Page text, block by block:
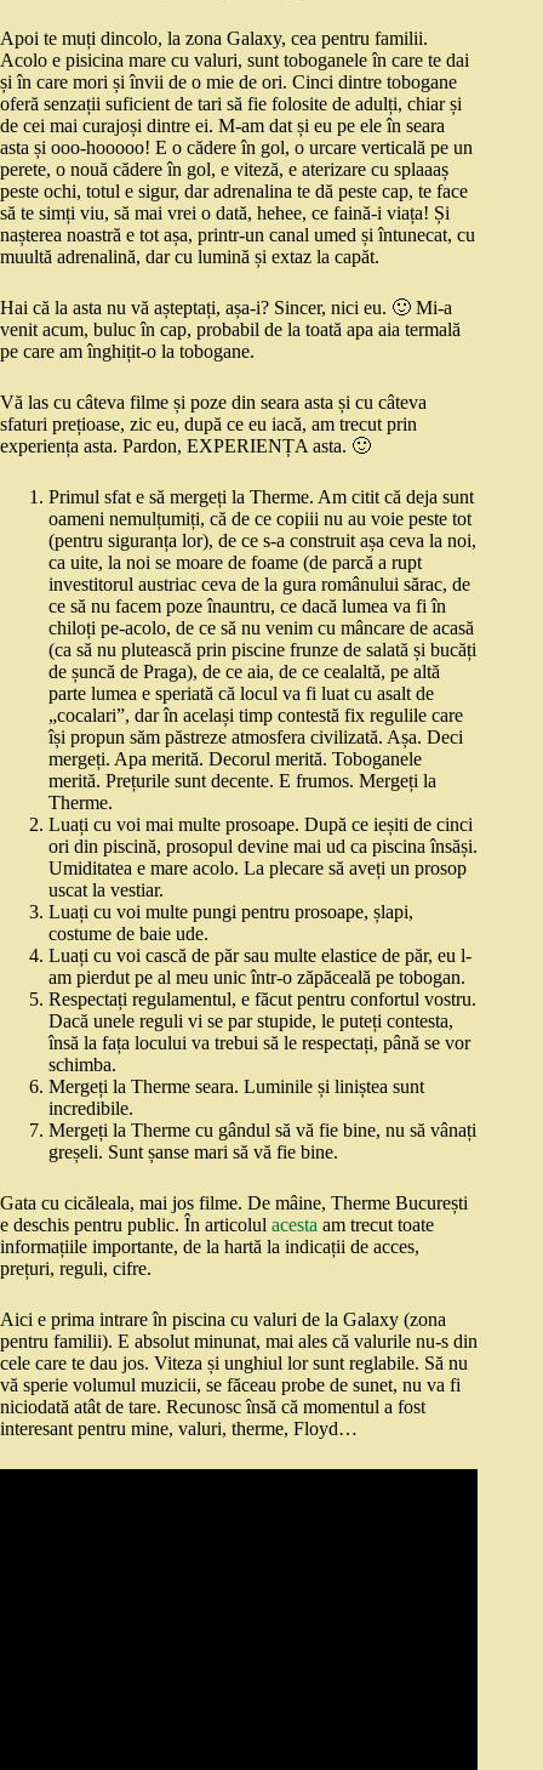
Apoi te muți dincolo, la zona Galaxy, cea pentru familii.
Acolo e pisicina mare cu valuri, sunt toboganele în care te dai
și în care mori și învii de o mie de ori. Cinci dintre tobogane
oferă senzații suficient de tari să fie folosite de adulți, chiar și
de cei mai curajoși dintre ei. M-am dat și eu pe ele în seara
asta și ooo-hooooo! E o cădere în gol, o urcare verticală pe un
perete, o nouă cădere în gol, e viteză, e aterizare cu splaaaș
peste ochi, totul e sigur, dar adrenalina te dă peste cap, te face
să te simți viu, să mai vrei o dată, hehee, ce faină-i viața! Și
nașterea noastră e tot așa, printr-un canal umed și întunecat, cu
muultă adrenalină, dar cu lumină și extaz la capăt.
Hai că la asta nu vă așteptați, așa-i? Sincer, nici eu. 🙂 Mi-a
venit acum, buluc în cap, probabil de la toată apa aia termală
pe care am înghițit-o la tobogane.
Vă las cu câteva filme și poze din seara asta și cu câteva
sfaturi prețioase, zic eu, după ce eu iacă, am trecut prin
experiența asta. Pardon, EXPERIENȚA asta. 🙂
Primul sfat e să mergeți la Therme. Am citit că deja sunt
oameni nemulțumiți, că de ce copiii nu au voie peste tot
(pentru siguranța lor), de ce s-a construit așa ceva la noi,
ca uite, la noi se moare de foame (de parcă a rupt
investitorul austriac ceva de la gura românului sărac, de
ce să nu facem poze înauntru, ce dacă lumea va fi în
chiloți pe-acolo, de ce să nu venim cu mâncare de acasă
(ca să nu plutească prin piscine frunze de salată și bucăți
de șuncă de Praga), de ce aia, de ce cealaltă, pe altă
parte lumea e speriată că locul va fi luat cu asalt de
„cocalari”, dar în același timp contestă fix regulile care
își propun săm păstreze atmosfera civilizată. Așa. Deci
mergeți. Apa merită. Decorul merită. Toboganele
merită. Prețurile sunt decente. E frumos. Mergeți la
Therme.
Luați cu voi mai multe prosoape. După ce ieșiti de cinci
ori din piscină, prosopul devine mai ud ca piscina însăși.
Umiditatea e mare acolo. La plecare să aveți un prosop
uscat la vestiar.
Luați cu voi multe pungi pentru prosoape, șlapi,
costume de baie ude.
Luați cu voi cască de păr sau multe elastice de păr, eu l-
am pierdut pe al meu unic într-o zăpăceală pe tobogan.
Respectați regulamentul, e făcut pentru confortul vostru.
Dacă unele reguli vi se par stupide, le puteți contesta,
însă la fața locului va trebui să le respectați, până se vor
schimba.
Mergeți la Therme seara. Luminile și liniștea sunt
incredibile.
Mergeți la Therme cu gândul să vă fie bine, nu să vânați
greșeli. Sunt șanse mari să vă fie bine.
Gata cu cicăleala, mai jos filme. De mâine, Therme București
e deschis pentru public. În articolul acesta am trecut toate
informațiile importante, de la hartă la indicații de acces,
prețuri, reguli, cifre.
Aici e prima intrare în piscina cu valuri de la Galaxy (zona
pentru familii). E absolut minunat, mai ales că valurile nu-s din
cele care te dau jos. Viteza și unghiul lor sunt reglabile. Să nu
vă sperie volumul muzicii, se făceau probe de sunet, nu va fi
niciodată atât de tare. Recunosc însă că momentul a fost
interesant pentru mine, valuri, therme, Floyd…